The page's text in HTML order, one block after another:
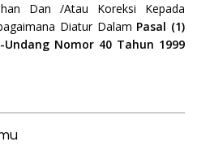
Dan /Atau Koreksi Kepada
Diatur Dalam Pasal (1)
Nomor 40 Tahun 1999